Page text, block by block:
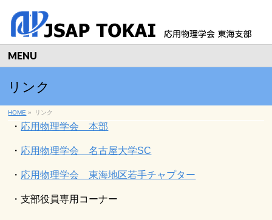
MENU
リンク
HOME » リンク
・ 応用物理学会 本部
・ 応用物理学会 名古屋大学SC
・ 応用物理学会 東海地区若手チャプター
・支部役員専用コーナー